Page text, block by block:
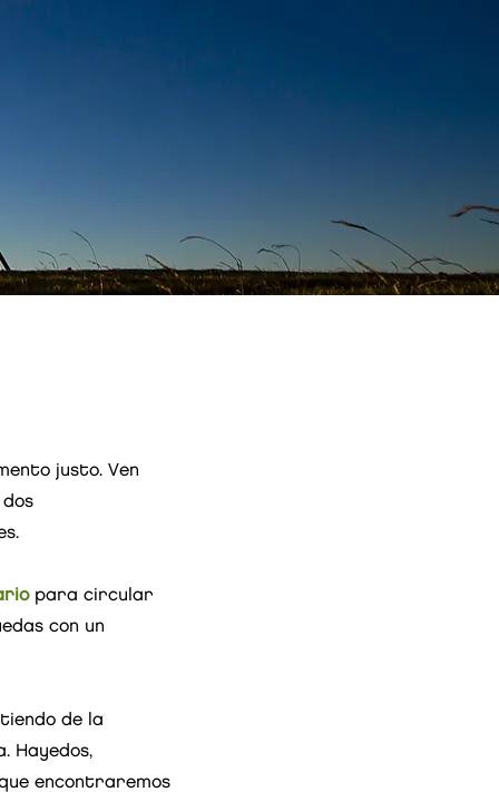
justo. Ven
para circular
con un
de la
Hayedos,
encontraremos